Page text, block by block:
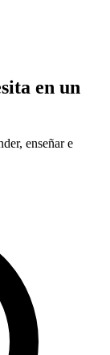
en un
enseñar e